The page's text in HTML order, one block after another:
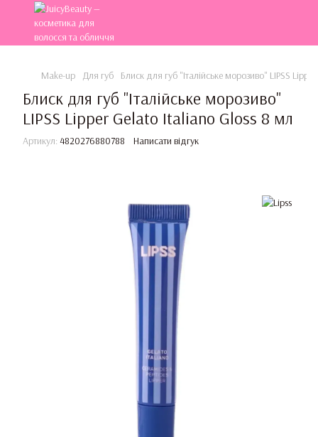
Make-up Для губ Блиск для губ "Італійське морозиво" LIPSS
Блиск для губ "Італійське морозиво"
LIPSS Lipper Gelato Italiano Gloss 8 мл
Артикул: 4820276880788 Написати відгук